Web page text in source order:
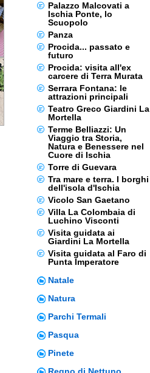
Palazzo Malcovati a
Ischia Ponte, lo
Scuopolo
Panza
Procida... passato e
futuro
Procida: visita all'ex
carcere di Terra Murata
Serrara Fontana: le
attrazioni principali
Teatro Greco Giardini La
Mortella
Terme Belliazzi: Un
Viaggio tra Storia,
Natura e Benessere nel
Cuore di Ischia
Torre di Guevara
Tra mare e terra. I borghi
dell'isola d'Ischia
Vicolo San Gaetano
Villa La Colombaia di
Luchino Visconti
Visita guidata ai
Giardini La Mortella
Visita guidata al Faro di
Punta Imperatore
Natale
Natura
Parchi Termali
Pasqua
Pinete